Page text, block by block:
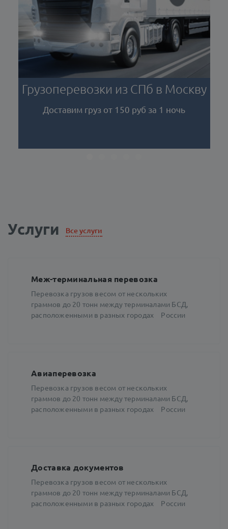
Москву Не успеваете забрать груз?
Ответственное хранение на наших
Услуги Все услуги
Меж-терминальная перевозка
Перевозка грузов весом от нескольких
граммов до 20 тонн между терминалами БСД,
расположенными в разных городах России
Авиаперевозка
Перевозка грузов весом от нескольких
граммов до 20 тонн между терминалами БСД,
расположенными в разных городах России
Доставка документов
Перевозка грузов весом от нескольких
граммов до 20 тонн между терминалами БСД,
расположенными в разных городах России